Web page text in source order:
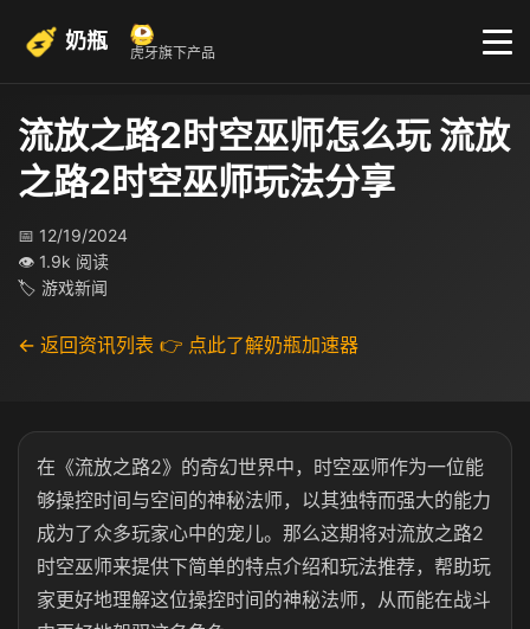
奶瓶 虎牙旗下产品
流放之路2时空巫师怎么玩 流放
之路2时空巫师玩法分享
📅 12/19/2024
👁 1.9k 阅读
🏷 游戏新闻
← 返回资讯列表 👉 点此了解奶瓶加速器
在《流放之路2》的奇幻世界中，时空巫师作为一位能
够操控时间与空间的神秘法师，以其独特而强大的能力
成为了众多玩家心中的宠儿。那么这期将对流放之路2
时空巫师来提供下简单的特点介绍和玩法推荐，帮助玩
家更好地理解这位操控时间的神秘法师，从而能在战斗